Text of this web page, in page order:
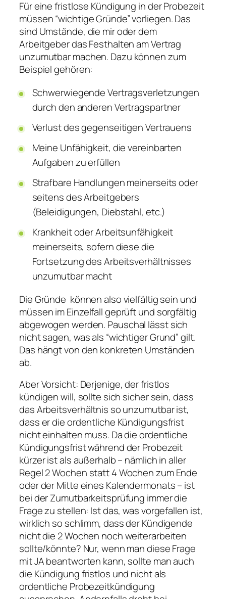
Für eine fristlose Kündigung in der Probezeit
müssen “wichtige Gründe” vorliegen. Das
sind Umstände, die mir oder dem
Arbeitgeber das Festhalten am Vertrag
unzumutbar machen. Dazu können zum
Beispiel gehören:
Schwerwiegende Vertragsverletzungen
durch den anderen Vertragspartner
Verlust des gegenseitigen Vertrauens
Meine Unfähigkeit, die vereinbarten
Aufgaben zu erfüllen
Strafbare Handlungen meinerseits oder
seitens des Arbeitgebers
(Beleidigungen, Diebstahl, etc.)
Krankheit oder Arbeitsunfähigkeit
meinerseits, sofern diese die
Fortsetzung des Arbeitsverhältnisses
unzumutbar macht
Die Gründe können also vielfältig sein und
müssen im Einzelfall geprüft und sorgfältig
abgewogen werden. Pauschal lässt sich
nicht sagen, was als “wichtiger Grund” gilt.
Das hängt von den konkreten Umständen
ab.
Aber Vorsicht: Derjenige, der fristlos
kündigen will, sollte sich sicher sein, dass
das Arbeitsverhältnis so unzumutbar ist,
dass er die ordentliche Kündigungsfrist
nicht einhalten muss. Da die ordentliche
Kündigungsfrist während der Probezeit
kürzer ist als außerhalb – nämlich in aller
Regel 2 Wochen statt 4 Wochen zum Ende
oder der Mitte eines Kalendermonats – ist
bei der Zumutbarkeitsprüfung immer die
Frage zu stellen: Ist das, was vorgefallen ist,
wirklich so schlimm, dass der Kündigende
nicht die 2 Wochen noch weiterarbeiten
sollte/könnte? Nur, wenn man diese Frage
mit JA beantworten kann, sollte man auch
die Kündigung fristlos und nicht als
ordentliche Probezeitkündigung